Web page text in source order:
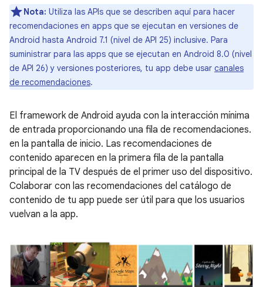
Nota: Utiliza las APIs que se describen aquí para hacer
recomendaciones en apps que se ejecutan en versiones de
Android hasta Android 7.1 (nivel de API 25) inclusive. Para
suministrar para las apps que se ejecutan en Android 8.0 (nivel
de API 26) y versiones posteriores, tu app debe usar canales
de recomendaciones.
El framework de Android ayuda con la interacción mínima
de entrada proporcionando una fila de recomendaciones.
en la pantalla de inicio. Las recomendaciones de
contenido aparecen en la primera fila de la pantalla
principal de la TV después de el primer uso del dispositivo.
Colaborar con las recomendaciones del catálogo de
contenido de tu app puede ser útil para que los usuarios
vuelvan a la app.